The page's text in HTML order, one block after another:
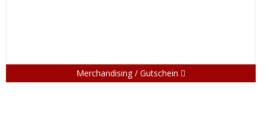
Merchandising / Gutschein